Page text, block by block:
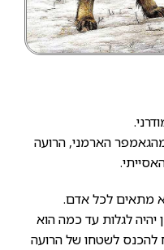
הארמני, הרועה
מתאים לכל אדם.
יהיה לגלות עד כמה הוא
להכנס לשטחו של הרועה